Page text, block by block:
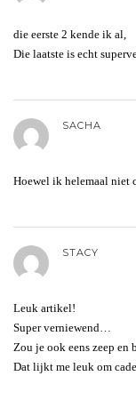
die eerste 2 kende ik al,
Die laatste is echt
SACHA
Hoewel ik helemaal niet
STACY
Leuk artikel!
Super verniewend…
Zou je ook eens zeep
Dat lijkt me leuk om